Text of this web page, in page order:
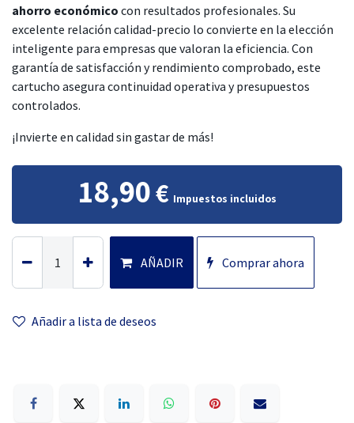
ahorro económico con resultados profesionales. Su
excelente relación calidad-precio lo convierte en la elección
inteligente para empresas que valoran la eficiencia. Con
garantía de satisfacción y rendimiento comprobado, este
cartucho asegura continuidad operativa y presupuestos
controlados.
¡Invierte en calidad sin gastar de más!
18,90€ Impuestos incluidos
AÑADIR Comprar ahora
Añadir a lista de deseos